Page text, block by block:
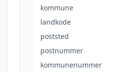
kommune
landkode
poststed
postnummer
kommunenummer